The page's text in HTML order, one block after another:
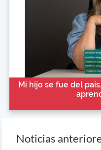
Mi hijo se fue del
Noticias